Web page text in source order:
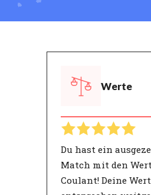
Werte
Du hast ein
Match mit den
Coulant! Deine